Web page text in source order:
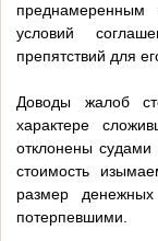
преднамеренным
условий
препятствий для
Доводы жалоб
характере
отклонены судами
стоимость
размер
потерпевшими.